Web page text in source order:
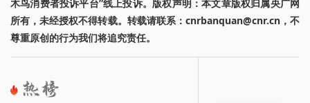
木鸟消费者投诉平台”线上投诉。版权声明：本文章版权归属央广网
所有，未经授权不得转载。转载请联系：cnrbanquan@cnr.cn，不
尊重原创的行为我们将追究责任。